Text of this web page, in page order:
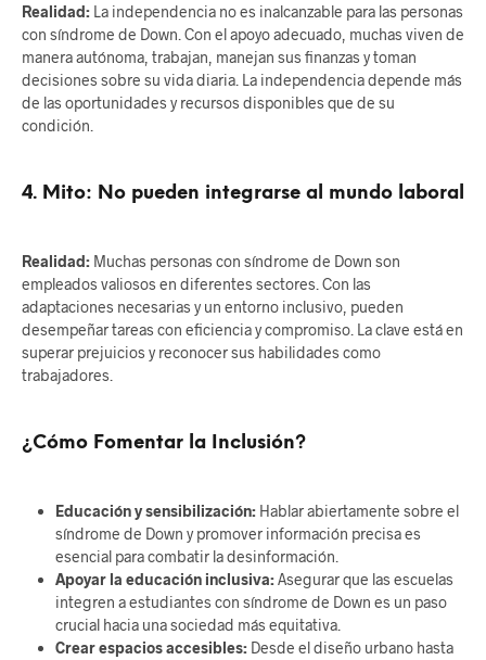
Realidad: La independencia no es inalcanzable para las personas
con síndrome de Down. Con el apoyo adecuado, muchas viven de
manera autónoma, trabajan, manejan sus finanzas y toman
decisiones sobre su vida diaria. La independencia depende más
de las oportunidades y recursos disponibles que de su
condición.
4. Mito: No pueden integrarse al mundo laboral
Realidad: Muchas personas con síndrome de Down son
empleados valiosos en diferentes sectores. Con las
adaptaciones necesarias y un entorno inclusivo, pueden
desempeñar tareas con eficiencia y compromiso. La clave está en
superar prejuicios y reconocer sus habilidades como
trabajadores.
¿Cómo Fomentar la Inclusión?
Educación y sensibilización:Hablar abiertamente sobre el
síndrome de Down y promover información precisa es
esencial para combatir la desinformación.
Apoyar la educación inclusiva:Asegurar que las escuelas
integren a estudiantes con síndrome de Down es un paso
crucial hacia una sociedad más equitativa.
Crear espacios accesibles:Desde el diseño urbano hasta